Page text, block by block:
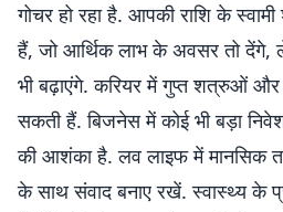
गोचर हो रहा है. आपकी राशि के
हैं, जो आर्थिक लाभ के अवसर तो देंगे,
भी बढ़ाएंगे. करियर में गुप्त शत्रुओं और
सकती हैं. बिजनेस में कोई भी बड़ा
की आशंका है. लव लाइफ में मानसिक
के साथ संवाद बनाए रखें. स्वास्थ्य के